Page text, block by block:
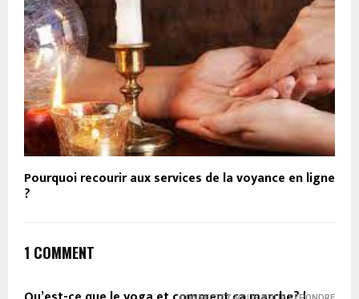
Pourquoi recourir aux services de la voyance en ligne
?
1 COMMENT